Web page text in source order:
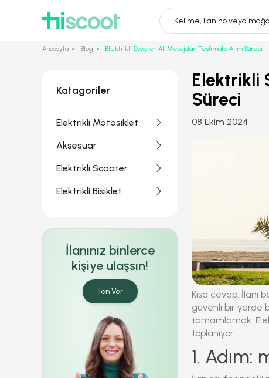
Kelime, ilan no veya
Anasayfa Blog Elektrikli Scooter Al: Mesajdan Teslimata Alım Süreci
Katagoriler
Elektrikli Motosiklet
Aksesuar
Elektrikli Scooter
Elektrikli Bisiklet
İlanınız binlerce
kişiye ulaşsın!
İlan Ver
Elektrikli
Süreci
08 Ekim 2024
Kısa cevap: İlanı
güvenli bir yerde
tamamlamak.
toplanıyor.
1. Adım: